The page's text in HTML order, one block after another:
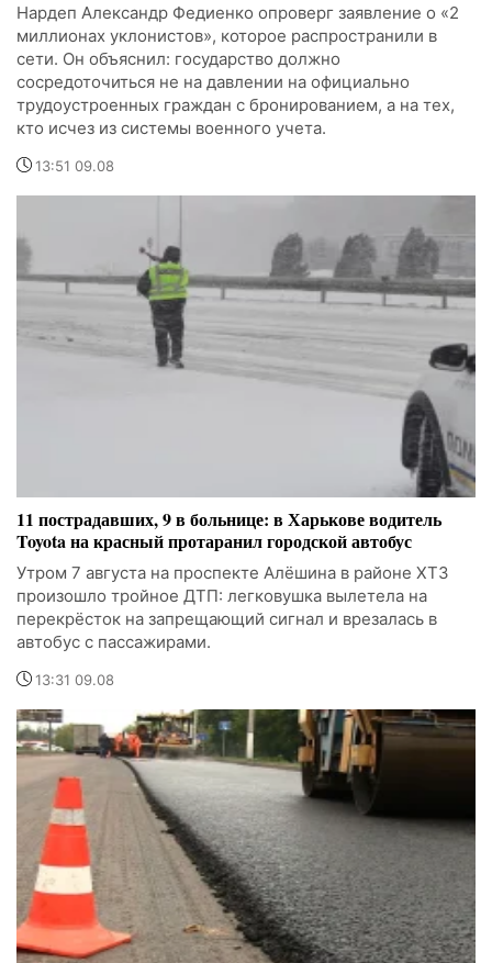
Нардеп Александр Федиенко опроверг заявление о «2
миллионах уклонистов», которое распространили в
сети. Он объяснил: государство должно
сосредоточиться не на давлении на официально
трудоустроенных граждан с бронированием, а на тех,
кто исчез из системы военного учета.
13:51 09.08
11 пострадавших, 9 в больнице: в Харькове водитель
Toyota на красный протаранил городской автобус
Утром 7 августа на проспекте Алёшина в районе ХТЗ
произошло тройное ДТП: легковушка вылетела на
перекрёсток на запрещающий сигнал и врезалась в
автобус с пассажирами.
13:31 09.08